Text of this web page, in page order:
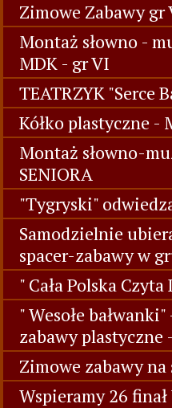
Zimowe Zabawy gr
Montaż słowno -
MDK - gr VI
TEATRZYK "Serce
Kółko plastyczne -
Montaż słowno-
SENIORA
"Tygryski"
Samodzielnie
spacer-zabawy w
" Cała Polska
" Wesołe
zabawy plastyczne
Zimowe zabawy
Wspieramy 26 finał